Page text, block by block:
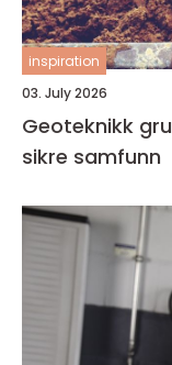
inspiration
03. July 2026
Geoteknikk grunnlaget for trygge bygg og
sikre samfunn